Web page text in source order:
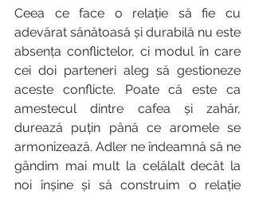
Ceea ce face o relație să fie cu
adevărat sănătoasă și durabilă nu este
absența conflictelor, ci modul în care
cei doi parteneri aleg să gestioneze
aceste conflicte. Poate că este ca
amestecul dintre cafea și zahăr,
durează puțin până ce aromele se
armonizează. Adler ne îndeamnă să ne
gândim mai mult la celălalt decât la
noi înșine și să construim o relație